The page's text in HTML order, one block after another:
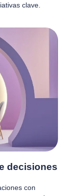
clave.
decisiones
con